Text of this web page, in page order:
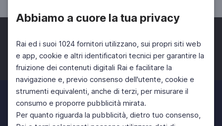
Abbiamo a cuore la tua privacy
Rai ed i suoi 1024 fornitori utilizzano, sui propri siti web
e app, cookie e altri identificatori tecnici per garantire la
fruizione dei contenuti digitali Rai e facilitare la
navigazione e, previo consenso dell'utente, cookie e
strumenti equivalenti, anche di terzi, per misurare il
consumo e proporre pubblicità mirata.
Per quanto riguarda la pubblicità, dietro tuo consenso,
Facebook Twitter Instagram